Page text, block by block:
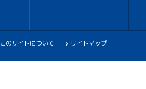
このサイトについて サイトマップ